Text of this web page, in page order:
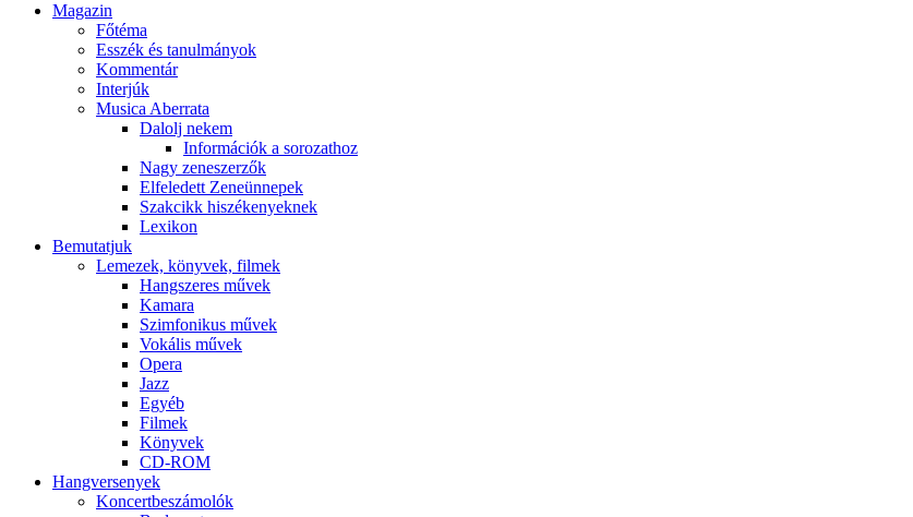
Magazin
Főtéma
Esszék és tanulmányok
Kommentár
Interjúk
Musica Aberrata
Dalolj nekem
Információk a sorozathoz
Nagy zeneszerzők
Elfeledett Zeneünnepek
Szakcikk hiszékenyeknek
Lexikon
Bemutatjuk
Lemezek, könyvek, filmek
Hangszeres művek
Kamara
Szimfonikus művek
Vokális művek
Opera
Jazz
Egyéb
Filmek
Könyvek
CD-ROM
Hangversenyek
Koncertbeszámolók